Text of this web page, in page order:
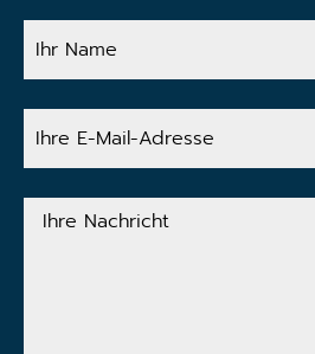
Ihr
Name
Ihre
E-
Adresse
Ihre
Nachricht